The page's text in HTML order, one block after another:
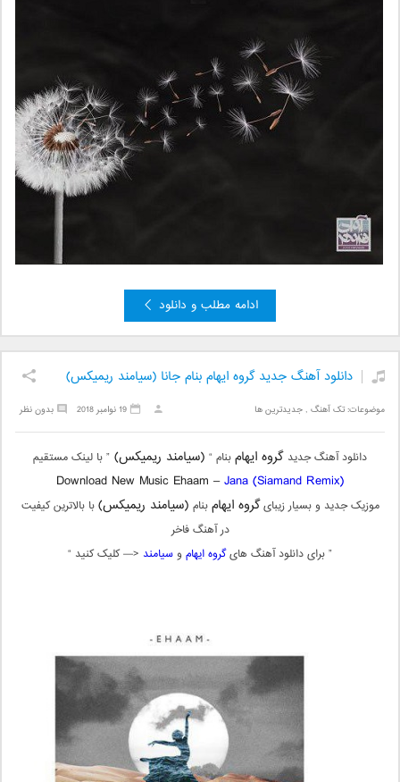
ادامه مطلب و دانلود
دانلود آهنگ جدید گروه ایهام بنام جانا (سیامند ریمیکس)
موضوعات:تک آهنگ ,جدیدترین ها بدون نظر 19 نوامبر 2018
دانلود آهنگ جدید گروه ایهامبنام “ (سیامند ریمیکس) ” با لینک مستقیم
Download New Music Ehaam –Jana (Siamand Remix)
موزیک جدید و بسیار زیبایگروه ایهامبنام (سیامند ریمیکس)با بالاترین کیفیت
در آهنگ فاخر
” برای دانلود آهنگ هایگروه ایهام وسیامند <— کلیک کنید “